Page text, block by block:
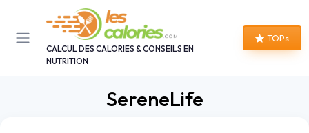
CALCUL DES CALORIES & CONSEILS EN
NUTRITION
TOPs
SereneLife
Panneau de gestion des cookies